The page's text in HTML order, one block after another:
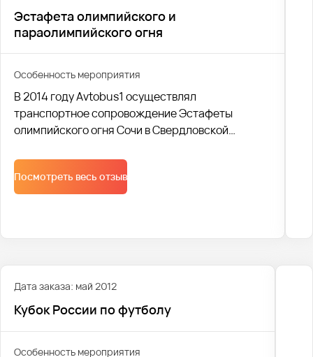
Эстафета олимпийского и
параолимпийского огня
Особенность мероприятия
В 2014 году Avtobus1 осуществлял
транспортное сопровождение Эстафеты
олимпийского огня Сочи в Свердловской
Cо своей задачей мы справились и получили
одобрение Министра физической культуры,
спорта и молодежной политики Л. А. Рапопорта
Посмотреть весь отзыв
Дата заказа: май 2012
Кубок России по футболу
Особенность мероприятия